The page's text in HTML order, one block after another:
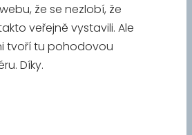
že se nezlobí, že
veřejně vystavili. Ale
tvoří tu pohodovou
Díky.